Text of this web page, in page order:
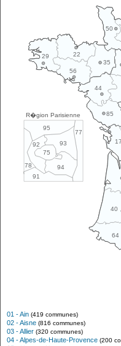
R�gion Parisienne
77
78
91
95
93
75
94
92
17
22
29
35
40
44
50
56
64
85
01 - Ain (419 communes)
02 - Aisne (816 communes)
03 - Allier (320 communes)
04 - Alpes-de-Haute-Provence (200